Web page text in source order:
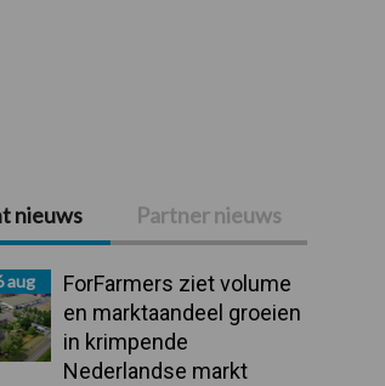
nieuws Partner nieuws
aug
ForFarmers ziet volume
en marktaandeel groeien
in krimpende
Nederlandse markt